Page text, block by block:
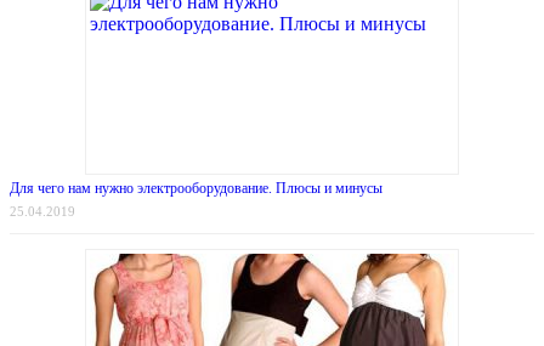
Для чего нам нужно электрооборудование. Плюсы и минусы
25.04.2019